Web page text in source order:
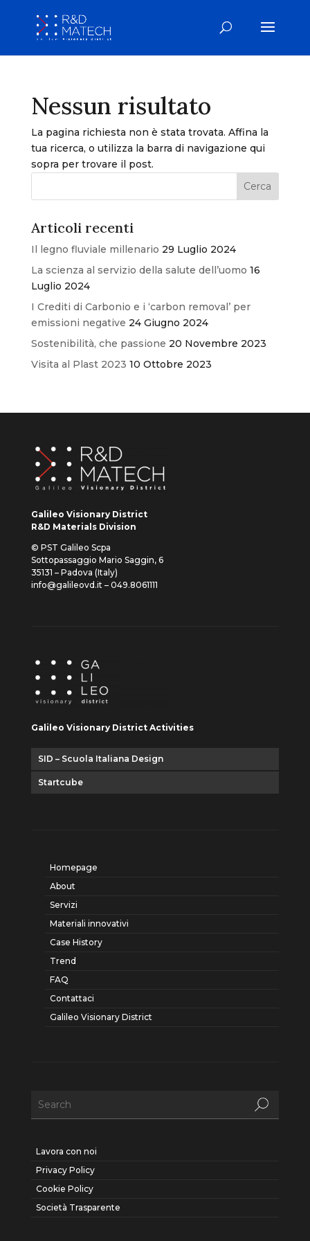
Nessun risultato
La pagina richiesta non è stata trovata. Affina la
tua ricerca, o utilizza la barra di navigazione qui
sopra per trovare il post.
Articoli recenti
Il legno fluviale millenario 29 Luglio 2024
La scienza al servizio della salute dell’uomo 16
Luglio 2024
I Crediti di Carbonio e i ‘carbon removal’ per
emissioni negative 24 Giugno 2024
Sostenibilità, che passione 20 Novembre 2023
Visita al Plast 2023 10 Ottobre 2023
Galileo Visionary District
R&D Materials Division
© PST Galileo Scpa
Sottopassaggio Mario Saggin, 6
35131 – Padova (Italy)
info@galileovd.it – 049.8061111
Galileo Visionary District Activities
SID – Scuola Italiana Design
Startcube
Homepage
About
Servizi
Materiali innovativi
Case History
Trend
FAQ
Contattaci
Galileo Visionary District
Lavora con noi
Privacy Policy
Cookie Policy
Società Trasparente